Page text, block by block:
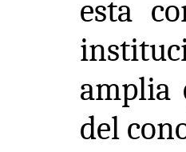
esta
amplia
del